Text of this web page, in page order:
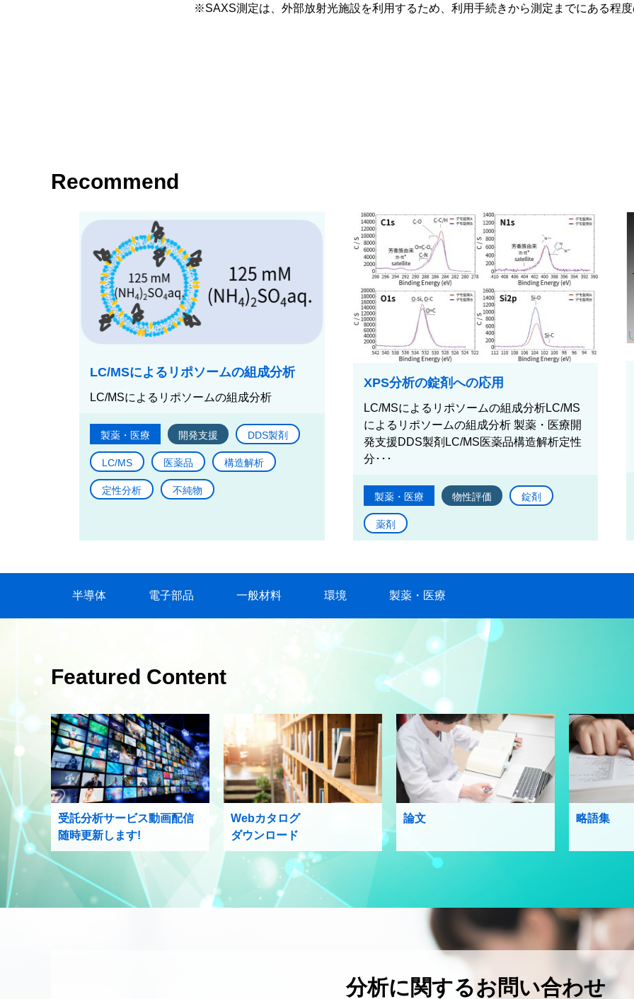
※SAXS測定は、外部放射光施設を利用するため、利用手続きから測定までにある程
Recommend
LC/MSによるリポソームの組成分析
LC/MSによるリポソームの組成分析
製薬・医療 開発支援 DDS製剤
LC/MS 医薬品 構造解析
定性分析 不純物
XPS分析の錠剤への応用
LC/MSによるリポソームの組成分析LC/MS
によるリポソームの組成分析 製薬・医療開
発支援DDS製剤LC/MS医薬品構造解析定性
分･･･
製薬・医療 物性評価 錠剤
薬剤
半導体 電子部品 一般材料 環境 製薬・医療
Featured Content
受託分析サービス動画配信
随時更新します!
Webカタログ
ダウンロード
論文 略語集
分析に関するお問い合わせ